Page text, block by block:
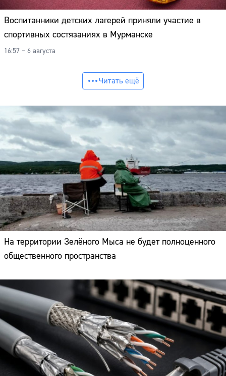
Воспитанники детских лагерей приняли участие в
спортивных состязаниях в Мурманске
16:57 – 6 августа
Читать ещё
На территории Зелёного Мыса не будет полноценного
общественного пространства